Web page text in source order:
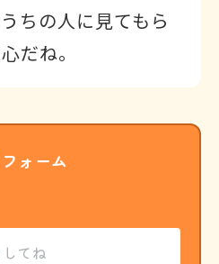
ちの人に見てもら
だね。
ォーム